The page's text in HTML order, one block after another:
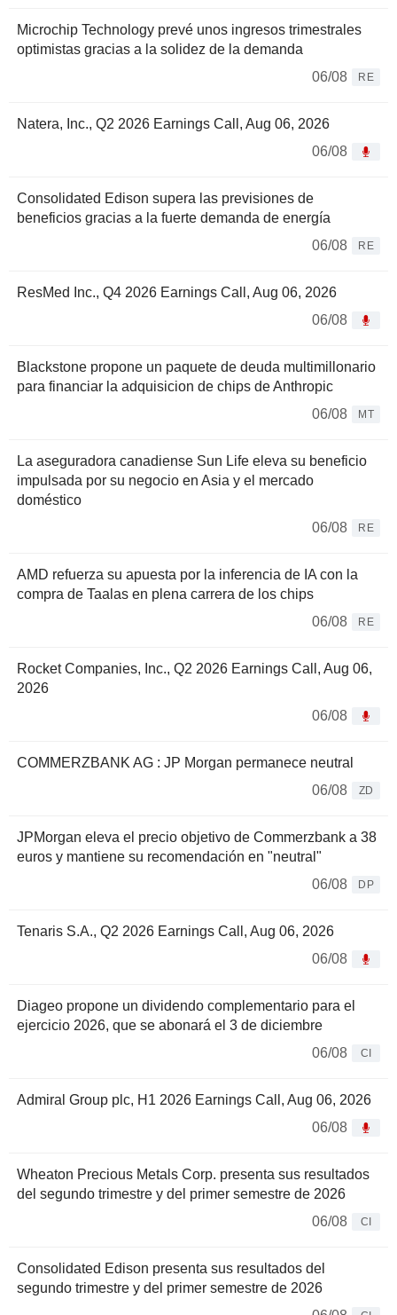
Microchip Technology prevé unos ingresos trimestrales
optimistas gracias a la solidez de la demanda
06/08
RE
Natera, Inc., Q2 2026 Earnings Call, Aug 06, 2026
06/08
Consolidated Edison supera las previsiones de
beneficios gracias a la fuerte demanda de energía
06/08
RE
ResMed Inc., Q4 2026 Earnings Call, Aug 06, 2026
06/08
Blackstone propone un paquete de deuda multimillonario
para financiar la adquisicion de chips de Anthropic
06/08
MT
La aseguradora canadiense Sun Life eleva su beneficio
impulsada por su negocio en Asia y el mercado
doméstico
06/08
RE
AMD refuerza su apuesta por la inferencia de IA con la
compra de Taalas en plena carrera de los chips
06/08
RE
Rocket Companies, Inc., Q2 2026 Earnings Call, Aug 06,
2026
06/08
COMMERZBANK AG : JP Morgan permanece neutral
06/08
ZD
JPMorgan eleva el precio objetivo de Commerzbank a 38
euros y mantiene su recomendación en "neutral"
06/08
DP
Tenaris S.A., Q2 2026 Earnings Call, Aug 06, 2026
06/08
Diageo propone un dividendo complementario para el
ejercicio 2026, que se abonará el 3 de diciembre
06/08
CI
Admiral Group plc, H1 2026 Earnings Call, Aug 06, 2026
06/08
Wheaton Precious Metals Corp. presenta sus resultados
del segundo trimestre y del primer semestre de 2026
06/08
CI
Consolidated Edison presenta sus resultados del
segundo trimestre y del primer semestre de 2026